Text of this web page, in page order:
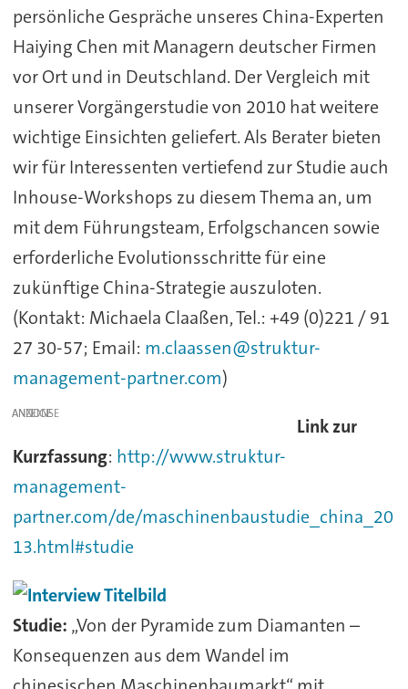
persönliche Gespräche unseres China-Experten
Haiying Chen mit Managern deutscher Firmen
vor Ort und in Deutschland. Der Vergleich mit
unserer Vorgängerstudie von 2010 hat weitere
wichtige Einsichten geliefert. Als Berater bieten
wir für Interessenten vertiefend zur Studie auch
Inhouse-Workshops zu diesem Thema an, um
mit dem Führungsteam, Erfolgschancen sowie
erforderliche Evolutionsschritte für eine
zukünftige China-Strategie auszuloten.
(Kontakt: Michaela Claaßen, Tel.: +49 (0)221 / 91
27 30-57; Email: m.claassen@struktur-
management-partner.com)
ANZEIGE
Link zur
Kurzfassung: http://www.struktur-
management-
partner.com/de/maschinenbaustudie_china_20
13.html#studie
Studie: „Von der Pyramide zum Diamanten –
Konsequenzen aus dem Wandel im